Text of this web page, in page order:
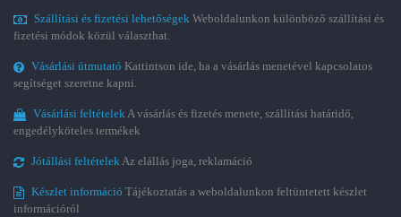
Szállítási és fizetési lehetőségek Weboldalunkon különböző szállítási és
fizetési módok közül választhat.
Vásárlási útmutató Kattintson ide, ha a vásárlás menetével kapcsolatos
segítséget szeretne kapni.
Vásárlási feltételekA vásárlás és fizetés menete, szállítási határidő,
engedélyköteles termékek
Jótállási feltételekAz elállás joga, reklamáció
Készlet információ Tájékoztatás a weboldalunkon feltüntetett készlet
információról